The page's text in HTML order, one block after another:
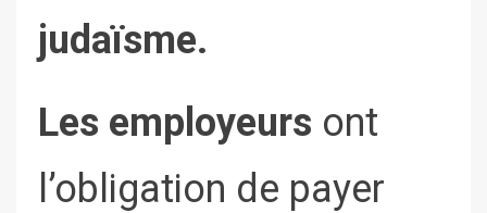
judaïsme.
Les employeurs ont
l’obligation de payer